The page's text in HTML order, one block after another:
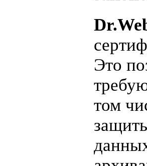
Это
том